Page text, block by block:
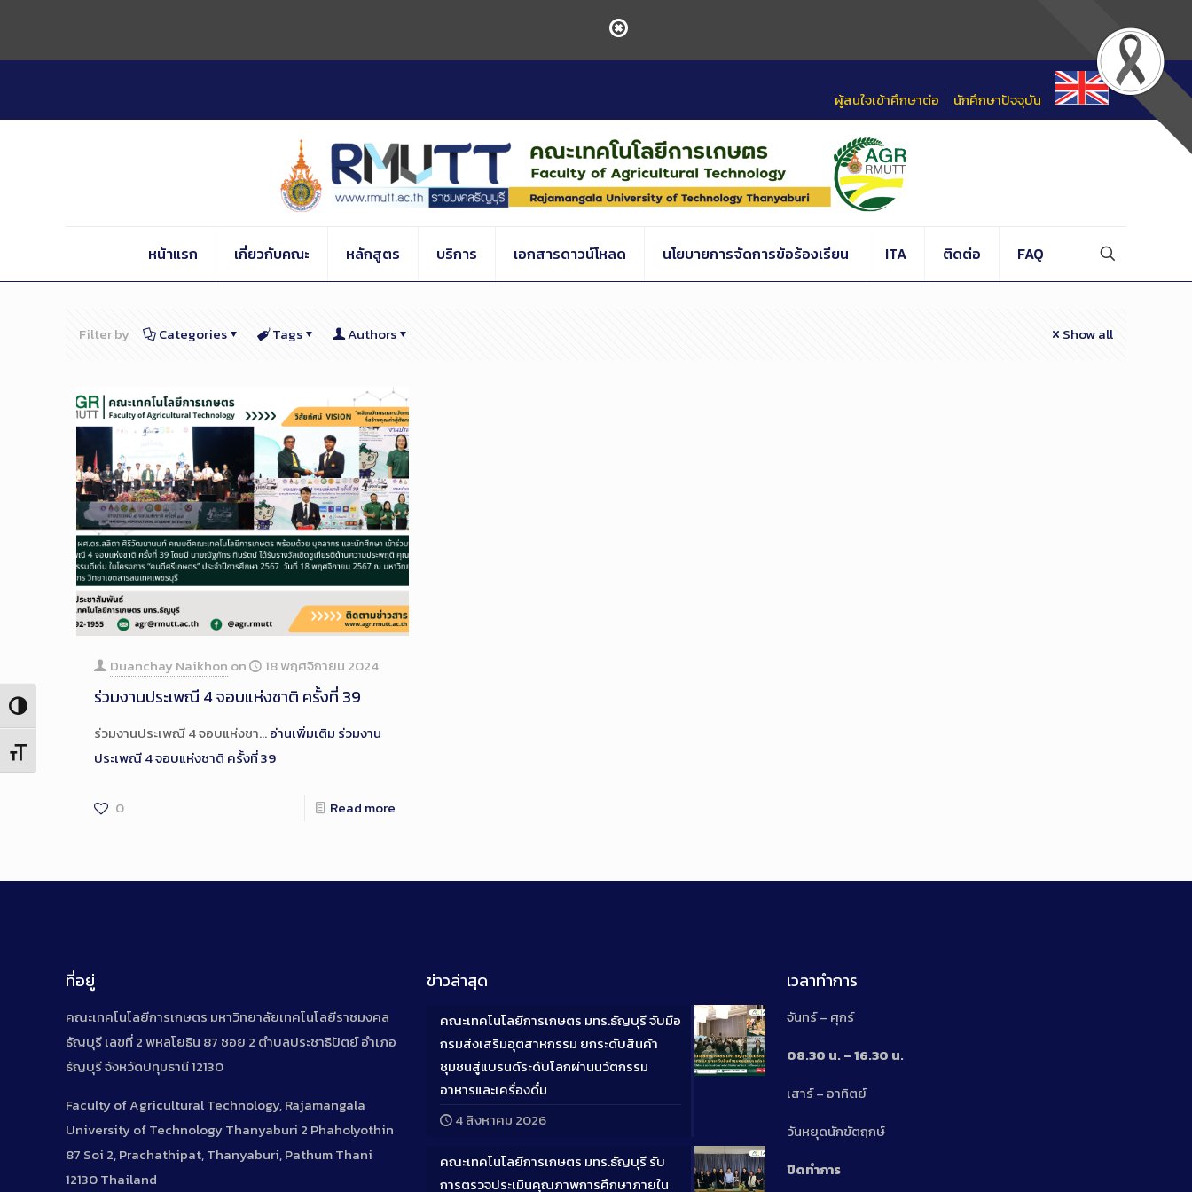
Content
Toggle High Contrast
Toggle Font size
ผู้สนใจเข้าศึกษาต่อ นักศึกษาปัจจุบัน
หน้าแรก เกี่ยวกับคณะ หลักสูตร บริการ เอกสารดาวน์โหลด นโยบายการจัดการข้อร้องเรียน ITA ติดต่อ FAQ
Filter by Categories Tags Authors Show all
Duanchay Naikhon on 18 พฤศจิกายน 2024
ร่วมงานประเพณี 4 จอบแห่งชาติ ครั้งที่ 39
ร่วมงานประเพณี 4 จอบแห่งชา…อ่านเพิ่มเติม ร่วมงาน
ประเพณี 4 จอบแห่งชาติ ครั้งที่ 39
0 Read more
ที่อยู่
คณะเทคโนโลยีการเกษตร มหาวิทยาลัยเทคโนโลยีราชมงคล
ธัญบุรี เลขที่ 2 พหลโยธิน 87 ซอย 2 ตำบลประชาธิปัตย์ อำเภอ
ธัญบุรี จังหวัดปทุมธานี 12130
Faculty of Agricultural Technology, Rajamangala
University of Technology Thanyaburi 2 Phaholyothin
87 Soi 2, Prachathipat, Thanyaburi, Pathum Thani
12130 Thailand
ข่าวล่าสุด
Long
Description
คณะเทคโนโลยีการเกษตร มทร.ธัญบุรี จับมือ
กรมส่งเสริมอุตสาหกรรม ยกระดับสินค้า
ชุมชนสู่แบรนด์ระดับโลกผ่านนวัตกรรม
อาหารและเครื่องดื่ม
4 สิงหาคม 2026
คณะเทคโนโลยีการเกษตร มทร.ธัญบุรี รับ
การตรวจประเมินคุณภาพการศึกษาภายใน
เวลาทำการ
จันทร์ – ศุกร์
08.30 น. – 16.30 น.
เสาร์ – อาทิตย์
วันหยุดนักขัตฤกษ์
ปิดทำการ